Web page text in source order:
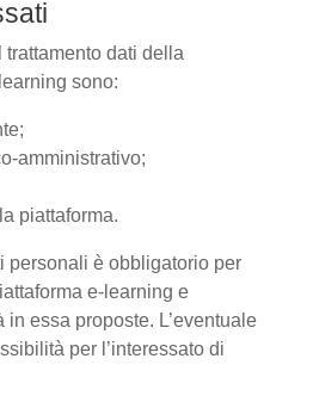
trattamento dati della
sono:
amministrativo;
piattaforma.
personali è obbligatorio per
e-learning e
essa proposte. L’eventuale
per l’interessato di